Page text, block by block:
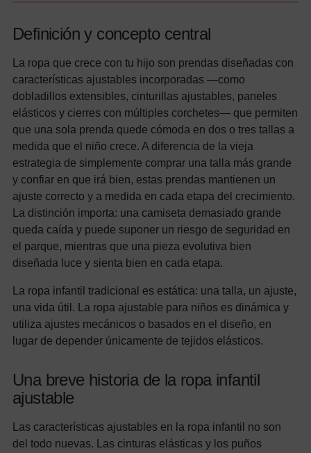
Definición y concepto central
La ropa que crece con tu hijo son prendas diseñadas con
características ajustables incorporadas —como
dobladillos extensibles, cinturillas ajustables, paneles
elásticos y cierres con múltiples corchetes— que permiten
que una sola prenda quede cómoda en dos o tres tallas a
medida que el niño crece. A diferencia de la vieja
estrategia de simplemente comprar una talla más grande
y confiar en que irá bien, estas prendas mantienen un
ajuste correcto y a medida en cada etapa del crecimiento.
La distinción importa: una camiseta demasiado grande
queda caída y puede suponer un riesgo de seguridad en
el parque, mientras que una pieza evolutiva bien
diseñada luce y sienta bien en cada etapa.
La ropa infantil tradicional es estática: una talla, un ajuste,
una vida útil. La ropa ajustable para niños es dinámica y
utiliza ajustes mecánicos o basados en el diseño, en
lugar de depender únicamente de tejidos elásticos.
Una breve historia de la ropa infantil
ajustable
Las características ajustables en la ropa infantil no son
del todo nuevas. Las cinturas elásticas y los puños